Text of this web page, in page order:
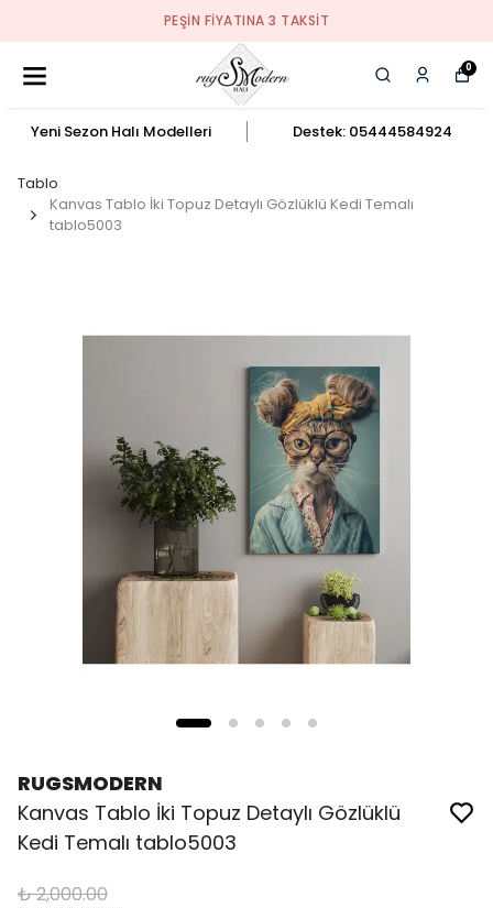
PEŞIN FIYATINA 3 TAKSIT
0
Yeni Sezon Halı Modelleri Destek: 05444584924
Tablo
Kanvas Tablo İki Topuz Detaylı Gözlüklü Kedi Temalı
tablo5003
RUGSMODERN
Kanvas Tablo İki Topuz Detaylı Gözlüklü
Kedi Temalı tablo5003
₺ 2,000.00